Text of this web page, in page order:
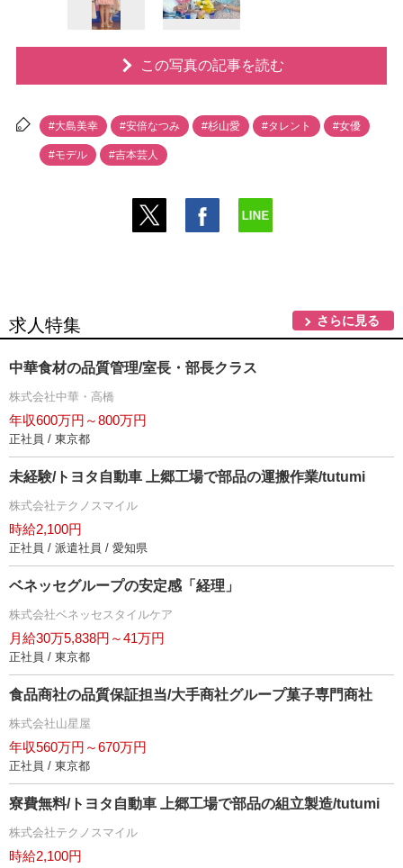
この写真の記事を読む
#大島美幸 #安倍なつみ #杉山愛 #タレント #女優
#モデル #吉本芸人
求人特集 さらに見る
中華食材の品質管理/室長・部長クラス
株式会社中華・高橋
年収600万円～800万円
正社員 / 東京都
未経験/トヨタ自動車 上郷工場で部品の運搬作業/tutumi
株式会社テクノスマイル
時給2,100円
正社員 / 派遣社員 / 愛知県
ベネッセグループの安定感「経理」
株式会社ベネッセスタイルケア
月給30万5,838円～41万円
正社員 / 東京都
食品商社の品質保証担当/大手商社グループ菓子専門商社
株式会社山星屋
年収560万円～670万円
正社員 / 東京都
寮費無料/トヨタ自動車 上郷工場で部品の組立製造/tutumi
株式会社テクノスマイル
時給2,100円